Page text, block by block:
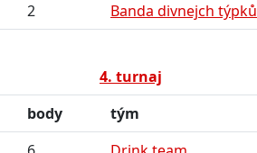
2 Banda divnejch týpků
4. turnaj
body
tým